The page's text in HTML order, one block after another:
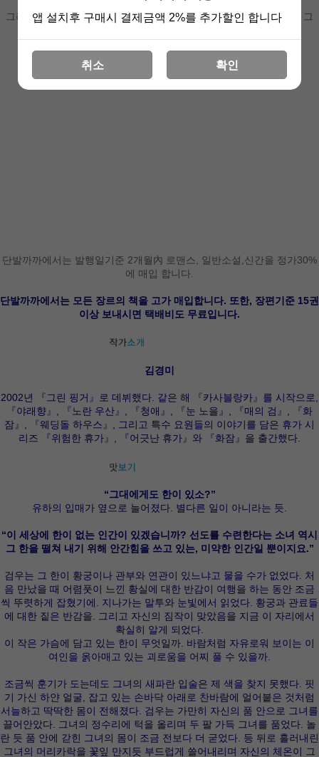
소원한다.
그러나 점점 깊어지는 영령 공주의 병이 누군가의 저주에 의함이고, 그
혈연은 오히려 쉬이 끊을 수 있을지 모르나
하늘이 맺은 연은 올무가 되어 평생토록 옭아맨다.
단발까까에서는 발행일기준 2개월內 로맨스, 일반소설,신간을 정가30%
에 매입 합니다.
단발까까에서는 모든 장르의 책을 고가 매입합니다. 또한, 장편기준 15권
이상 보내시면 택배비도 무료입니다.
김경미
2002년 『그린 핑거』로 데뷔했다. 같은 해 『카사블랑카』를 시작으로,
『야래향』, 『노란 우산』, 『청애』, 『눈 노을』, 『매의 검』, 『화
잠』, 『웨딩돌 하우스』, 그리고 특수 요원들의 이야기를 담은 휴가 시
리즈 『위험한 휴가』, 『어긋난 휴가』와 『화잠』을 출간했다.
“그대에게도 한이 있소?”
유하의 입매가 옆으로 늘어졌다. 별다른 일이 아니라는 듯.
“이 세상에 한이 없는 인간이 있겠습니까? 선도를 수련한다는 소녀 역시
그 한을 떨쳐 내기 위해 안간힘을 쓰고 있는, 미약한 인간일 뿐이지요.”
검우는 그 한이 황궁이나 관부와 연관이 있느냐고 물을 수가 없었다. 처
음 만났을 때 어렴풋이 느낀 황실에 대한 반감이 여행을 하는 동안 조금
씩 뚜렷하게 잡혔기에. 지나가는 말투와 눈빛에서 읽었다. 황궁과 관료들
에 대한 짙은 반감을. 그리고 자신의 짐작이 맞았음을 지금 이 자리에서
확실히 알게 되었다.
이 작은 가슴에 담고 있는 한이 무엇일까. 바람처럼 자유로워 보이는 이
여인을 옭아매고 있는 괴로움을 어찌 풀 수 있을까.
조금씩 훈기가 도는데도 그녀의 새파란 입술은 제 색을 찾지 못했다. 핏
기 가신 하얀 얼굴, 잡고 있는 손바닥 아래로 찬바람에 얼어붙은 것처럼
서늘하고 딱딱한 몸이 전해졌다. 검우는 가만히 자신의 품 안으로 그녀를
끌어안았다. 그녀의 정수리에 턱을 올리며 두 팔 가득 그녀를 품었다. 놀
란 듯 품 안에 갇힌 그녀의 몸이 조금 전보다 더 굳었다. 등 뒤로 흘러내린
그녀의 머리카락을 꽃잎 만지듯 부드럽게 쓸어내리며 자신의 체온이 그
앱 설치후 구매시 결제금액 2%를 추가할인 합니다
취소 확인